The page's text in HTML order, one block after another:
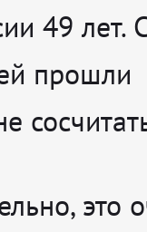
49 лет.
прошли
это